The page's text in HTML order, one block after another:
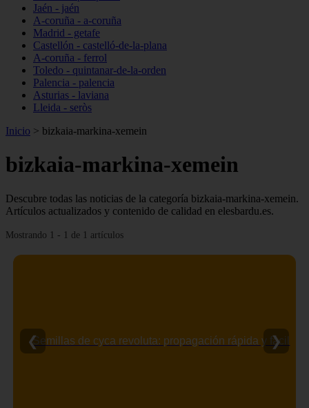
Jaén - jaén
A-coruña - a-coruña
Madrid - getafe
Castellón - castelló-de-la-plana
A-coruña - ferrol
Toledo - quintanar-de-la-orden
Palencia - palencia
Asturias - laviana
Lleida - seròs
Inicio > bizkaia-markina-xemein
bizkaia-markina-xemein
Descubre todas las noticias de la categoría bizkaia-markina-xemein.
Artículos actualizados y contenido de calidad en elesbardu.es.
Mostrando 1 - 1 de 1 artículos
Semillas de cyca revoluta: propagación rápida y fácil
❮ ❯